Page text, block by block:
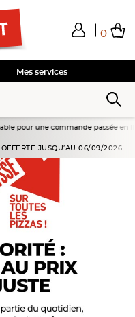
0
Mes services
commande passée en livraison à
JUSQU’AU 06/09/2026